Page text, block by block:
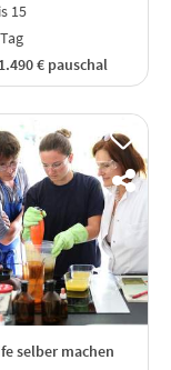
15
€ pauschal
selber machen